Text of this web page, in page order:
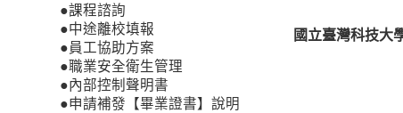
國立臺灣科技大
●課程諮詢
●中途離校填報
●員工協助方案
●職業安全衛生管理
●內部控制聲明書
●申請補發【畢業證書】說明